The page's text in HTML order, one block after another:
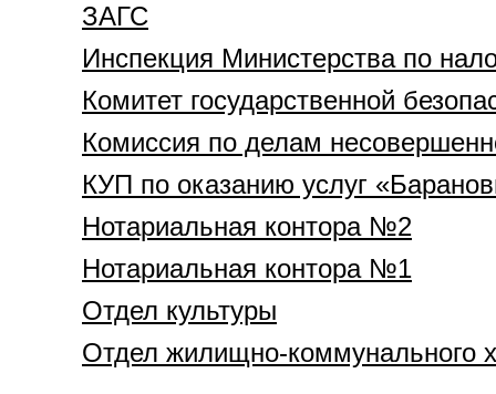
ЗАГС
Инспекция Министерства по
Комитет государственной
Комиссия по делам
КУП по оказанию услуг
Нотариальная контора №2
Нотариальная контора №1
Отдел культуры
Отдел жилищно-коммунального